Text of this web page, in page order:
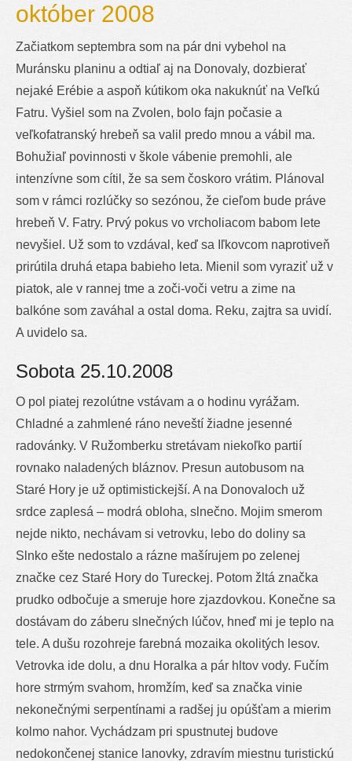
október 2008
Začiatkom septembra som na pár dni vybehol na
Muránsku planinu a odtiaľ aj na Donovaly, dozbierať
nejaké Erébie a aspoň kútikom oka nakuknúť na Veľkú
Fatru. Vyšiel som na Zvolen, bolo fajn počasie a
veľkofatranský hrebeň sa valil predo mnou a vábil ma.
Bohužiaľ povinnosti v škole vábenie premohli, ale
intenzívne som cítil, že sa sem čoskoro vrátim. Plánoval
som v rámci rozlúčky so sezónou, že cieľom bude práve
hrebeň V. Fatry. Prvý pokus vo vrcholiacom babom lete
nevyšiel. Už som to vzdával, keď sa Iľkovcom naprotiveň
prirútila druhá etapa babieho leta. Mienil som vyraziť už v
piatok, ale v rannej tme a zoči-voči vetru a zime na
balkóne som zaváhal a ostal doma. Reku, zajtra sa uvidí.
A uvidelo sa.
Sobota 25.10.2008
O pol piatej rezolútne vstávam a o hodinu vyrážam.
Chladné a zahmlené ráno neveští žiadne jesenné
radovánky. V Ružomberku stretávam niekoľko partií
rovnako naladených bláznov. Presun autobusom na
Staré Hory je už optimistickejší. A na Donovaloch už
srdce zaplesá – modrá obloha, slnečno. Mojim smerom
nejde nikto, nechávam si vetrovku, lebo do doliny sa
Slnko ešte nedostalo a rázne mašírujem po zelenej
značke cez Staré Hory do Tureckej. Potom žltá značka
prudko odbočuje a smeruje hore zjazdovkou. Konečne sa
dostávam do záberu slnečných lúčov, hneď mi je teplo na
tele. A dušu rozohreje farebná mozaika okolitých lesov.
Vetrovka ide dolu, a dnu Horalka a pár hltov vody. Fučím
hore strmým svahom, hromžím, keď sa značka vinie
nekonečnými serpentínami a radšej ju opúšťam a mierim
kolmo nahor. Vychádzam pri spustnutej budove
nedokončenej stanice lanovky, zdravím miestnu turistickú